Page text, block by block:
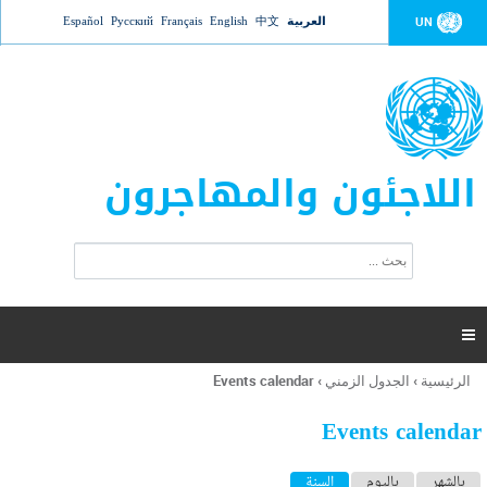
Jump to navigation UN العربية 中文
English
Français
Русский
Español
اللاجئون والمهاجرون
ت
ر
ل
ح
ب

أنت
هنا
الرئيسية › الجدول الزمني ›
Events calendar
Events calendar